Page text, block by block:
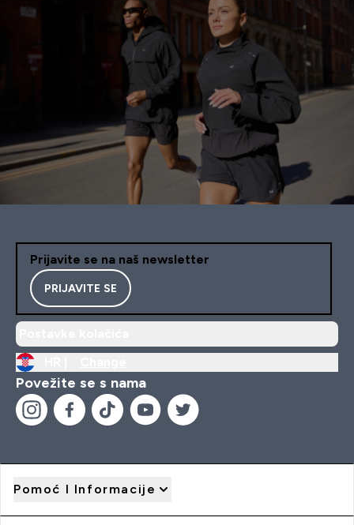
Prijavite se na naš newsletter
PRIJAVITE SE
Povežite se s nama
Pomoć I Informacije